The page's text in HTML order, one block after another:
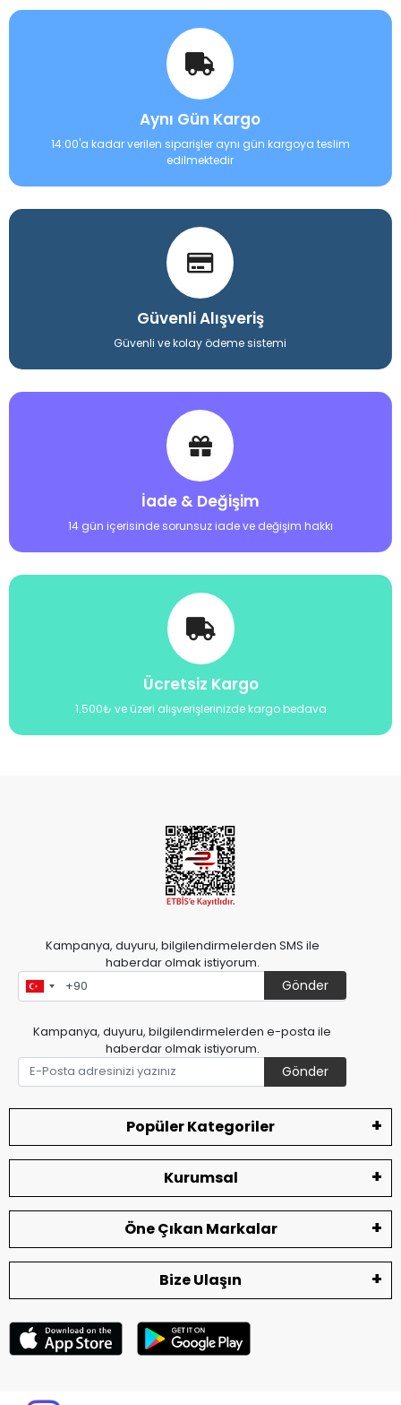
Aynı Gün Kargo
14:00'a kadar verilen siparişler aynı gün kargoya teslim
edilmektedir
Güvenli Alışveriş
Güvenli ve kolay ödeme sistemi
İade & Değişim
14 gün içerisinde sorunsuz iade ve değişim hakkı
Ücretsiz Kargo
1.500₺ ve üzeri alışverişlerinizde kargo bedava
Kampanya, duyuru, bilgilendirmelerden SMS ile
haberdar olmak istiyorum.
Gönder
Kampanya, duyuru, bilgilendirmelerden e-posta ile
haberdar olmak istiyorum.
Gönder
Popüler Kategoriler
Kurumsal
Öne Çıkan Markalar
Bize Ulaşın